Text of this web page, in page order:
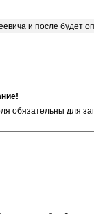
и после будет
обязательны для